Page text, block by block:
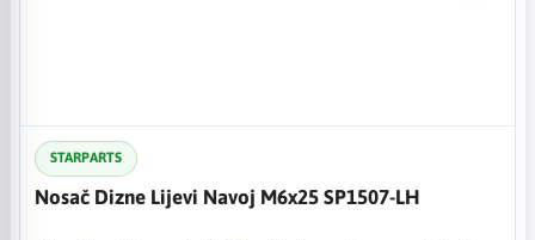
STARPARTS
Nosač Dizne Lijevi Navoj M6x25 SP1507-LH